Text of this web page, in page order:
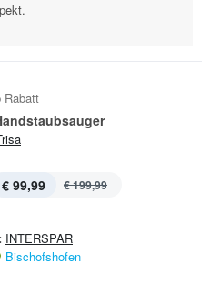
Rabatt
€ 99,99 € 199,99
INTERSPAR
Bischofshofen